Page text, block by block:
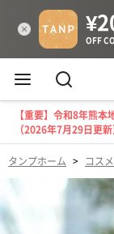
【重要】令和8年熊
（2026年7月29日更新
タンプホーム > コス